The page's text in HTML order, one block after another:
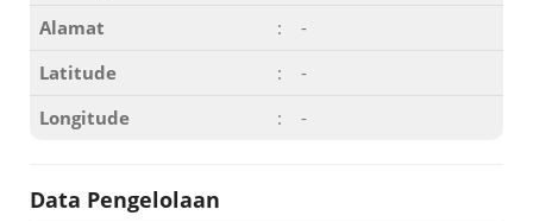
Alamat
:
-
Latitude
:
-
Longitude
: -
Data Pengelolaan